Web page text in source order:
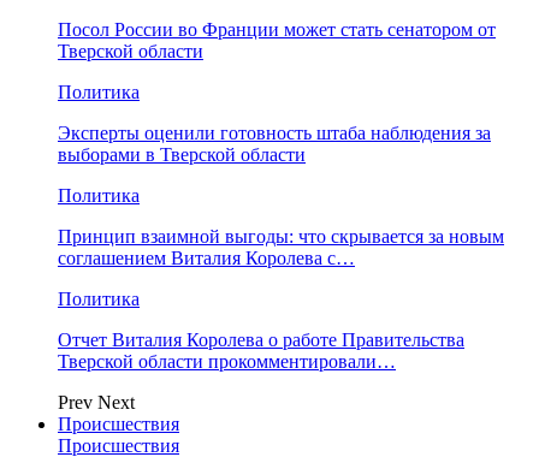
Посол России во Франции может стать сенатором от
Тверской области
Политика
Эксперты оценили готовность штаба наблюдения за
выборами в Тверской области
Политика
Принцип взаимной выгоды: что скрывается за новым
соглашением Виталия Королева с…
Политика
Отчет Виталия Королева о работе Правительства
Тверской области прокомментировали…
Prev Next
Происшествия
Происшествия